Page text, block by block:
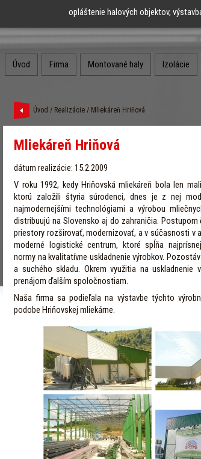
opláštenie halových objektov,
Úvod Firma Montované haly Izolácie
Úvod / Realizácie / Mliekáreň Hriňová
Mliekáreň Hriňová
dátum realizácie: 15.2.2009
V roku 1992, kedy Hriňovská mliekáreň bola len
ktorú založili štyria súrodenci, dnes je z nej
najmodernejšími technológiami a výrobou
distribuujú na Slovensko aj do zahraničia. Postupom
priestory rozširovať, modernizovať, a v súčasnosti v
moderné logistické centrum, ktoré spĺňa
normy na kvalitatívne uskladnenie výrobkov.
a suchého skladu. Okrem využitia na
prenájom ďalším spoločnostiam.
Naša firma sa podieľala na výstavbe týchto
podobe Hriňovskej mliekárne.